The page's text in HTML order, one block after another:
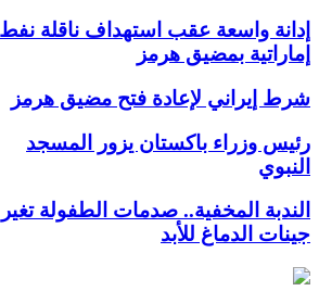
إدانة واسعة عقب استهداف ناقلة نفط
إماراتية بمضيق هرمز
شرط إيراني لإعادة فتح مضيق هرمز
رئيس وزراء باكستان يزور المسجد
النبوي
الندبة المخفية.. صدمات الطفولة تغير
جينات الدماغ للأبد